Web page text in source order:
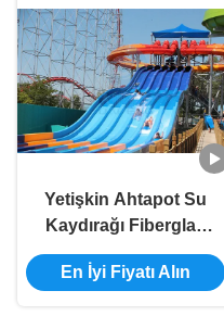
Yetişkin Ahtapot Su
Kaydırağı Fiberglas
Kavisli Su Kaydırağı
Özelleştirilmiş Renk
En İyi Fiyatı Alın